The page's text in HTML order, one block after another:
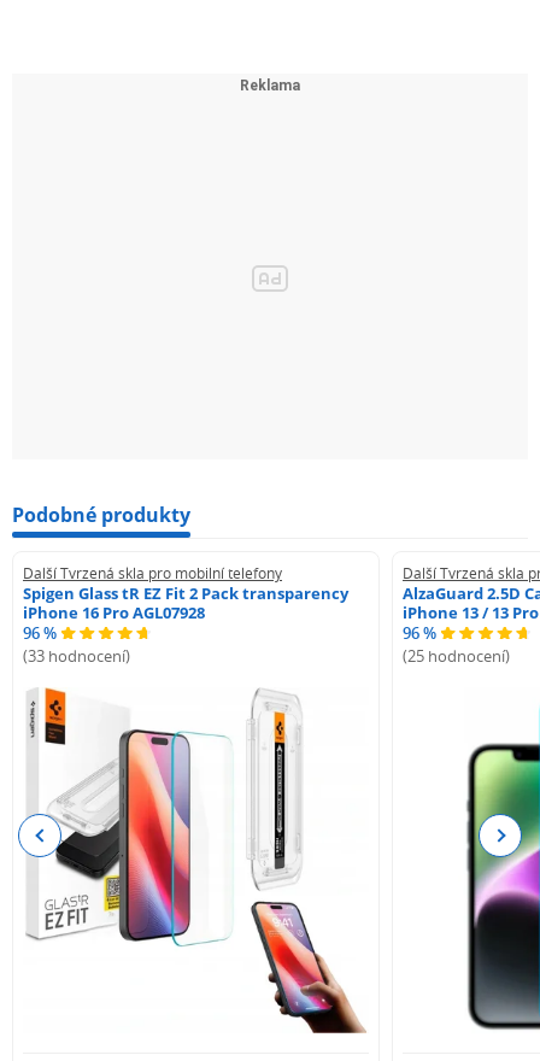
Podobné produkty
Další Tvrzená skla pro mobilní telefony
Spigen Glass tR EZ Fit 2 Pack transparency
iPhone 16 Pro AGL07928
96 %
(33 hodnocení)
Další Tvrzená skla
AlzaGuard 2.5D
iPhone 13 / 13 Pro
96 %
(25 hodnocení)
Previous Next